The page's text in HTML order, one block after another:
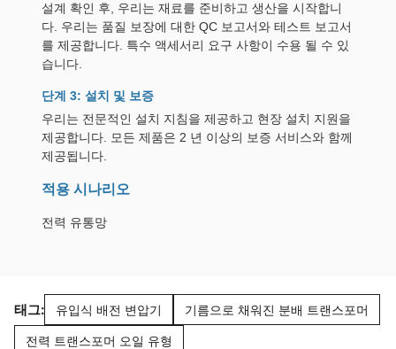
설계 확인 후, 우리는 재료를 준비하고 생산을 시작합니
다. 우리는 품질 보장에 대한 QC 보고서와 테스트 보고서
를 제공합니다. 특수 액세서리 요구 사항이 수용 될 수 있
습니다.
단계 3: 설치 및 보증
우리는 전문적인 설치 지침을 제공하고 현장 설치 지원을
제공합니다. 모든 제품은 2 년 이상의 보증 서비스와 함께
제공됩니다.
적용 시나리오
전력 유통망
태그: 유입식 배전 변압기 기름으로 채워진 분배 트랜스포머
전력 트랜스포머 오일 유형